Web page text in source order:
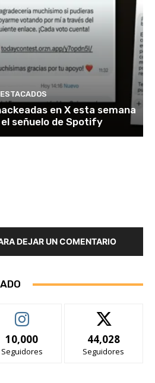
en X esta semana
señuelo de Spotify
DEJAR UN COMENTARIO
10,000
Seguidores
44,028
Seguidores